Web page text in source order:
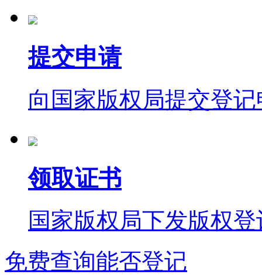
提交申请
向国家版权局提交登记
领取证书
国家版权局下发版权
免费查询能否登记